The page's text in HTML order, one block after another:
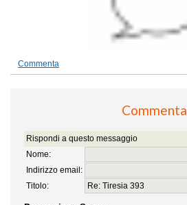
Commenta
Commenta
Rispondi a questo messaggio
Nome:
Indirizzo email:
Titolo: